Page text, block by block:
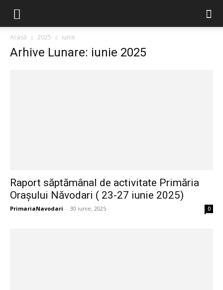
Acasă 2025 iunie
Arhive Lunare: iunie 2025
Raport săptămânal de activitate Primăria
Orașului Năvodari ( 23-27 iunie 2025)
PrimariaNavodari - 30 iunie, 2025 0